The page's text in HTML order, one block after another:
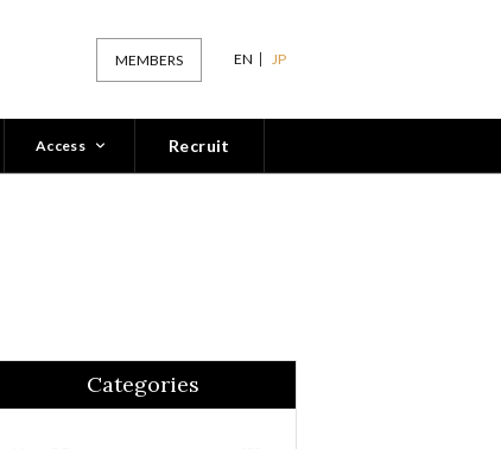
EN JP
MEMBERS
Access Recruit
Categories